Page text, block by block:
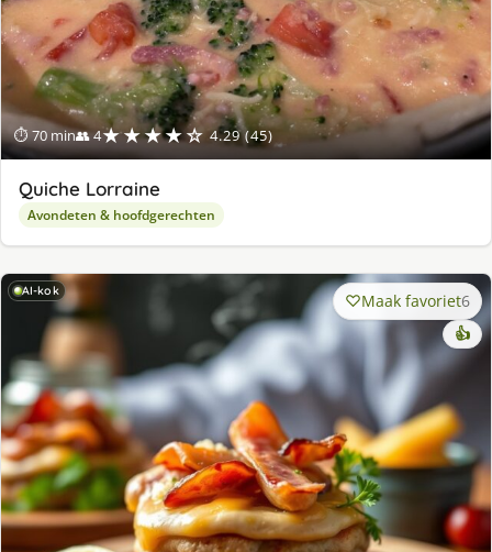
⏱ 70 min👥 4★★★★☆ 4.29 (45)
Quiche Lorraine
Avondeten & hoofdgerechten
AI-kok Maak favoriet6
👍